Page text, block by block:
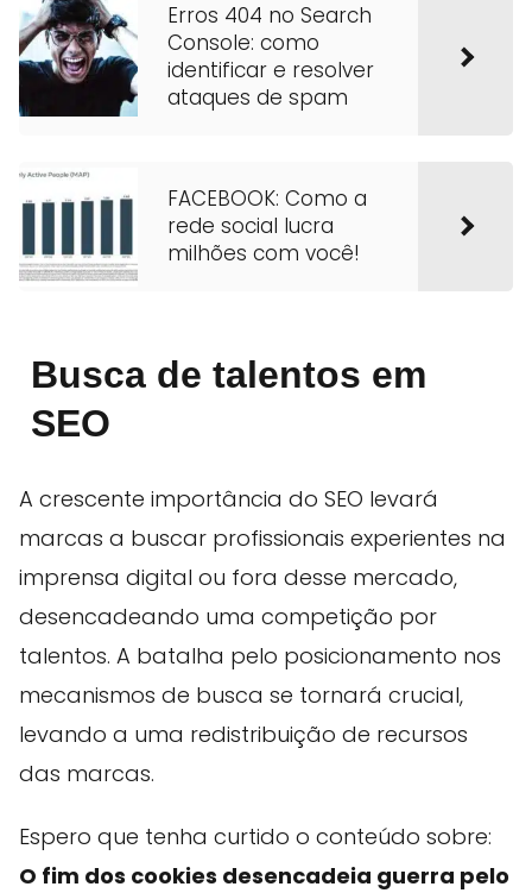
Erros 404 no Search
Console: como
identificar e resolver
ataques de spam
FACEBOOK: Como a
rede social lucra
milhões com você!
Busca de talentos em
SEO
A crescente importância do SEO levará
marcas a buscar profissionais experientes na
imprensa digital ou fora desse mercado,
desencadeando uma competição por
talentos. A batalha pelo posicionamento nos
mecanismos de busca se tornará crucial,
levando a uma redistribuição de recursos
das marcas.
Espero que tenha curtido o conteúdo sobre:
O fim dos cookies desencadeia guerra pelo